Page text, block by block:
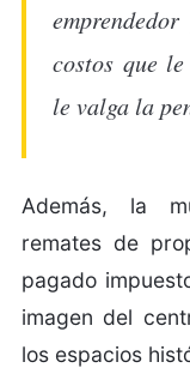
costos que
le valga la
Además, la
remates de
pagado
imagen del
los espacios